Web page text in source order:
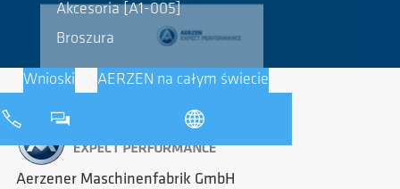
Akcesoria [A1-005]
Broszura
Wnioski AERZEN na całym świecie
Aerzener Maschinenfabrik GmbH